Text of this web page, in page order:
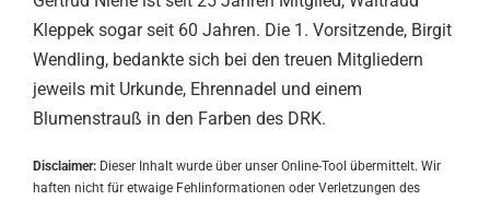
Kleppek sogar seit 60 Jahren. Die 1. Vorsitzende, Birgit
Wendling, bedankte sich bei den treuen Mitgliedern
jeweils mit Urkunde, Ehrennadel und einem
Blumenstrauß in den Farben des DRK.
Disclaimer: Dieser Inhalt wurde über unser Online-Tool übermittelt. Wir
haften nicht für etwaige Fehlinformationen oder Verletzungen des